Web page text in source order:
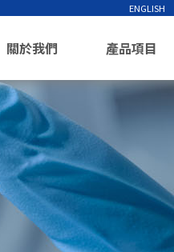
ENGLISH
關於我們 產品項目